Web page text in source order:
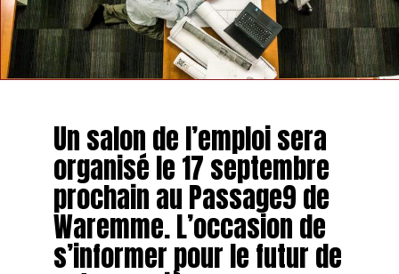
Un salon de l’emploi sera
organisé le 17 septembre
prochain au Passage9 de
Waremme. L’occasion de
s’informer pour le futur de